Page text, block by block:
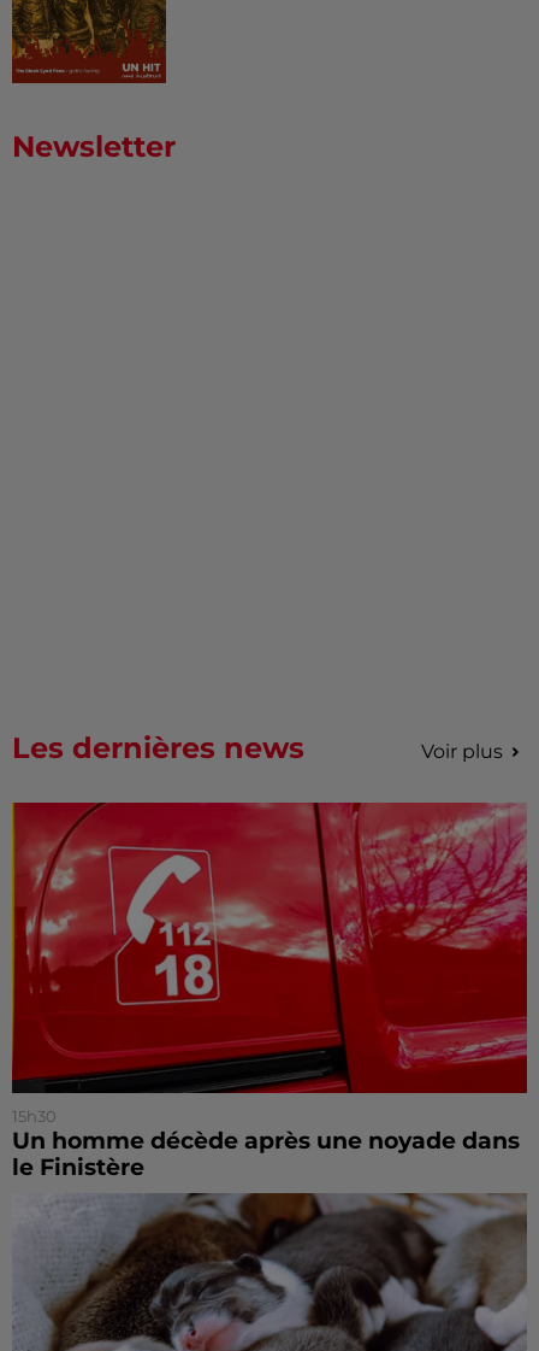
Newsletter
Les dernières news Voir plus
15h30
Un homme décède après une noyade dans
le Finistère